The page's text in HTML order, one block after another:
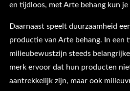
en tijdloos, met Arte behang kun je
Daarnaast speelt duurzaamheid
productie van Arte behang. In een
milieubewustzijn steeds
merk ervoor dat hun producten
aantrekkelijk zijn, maar ook